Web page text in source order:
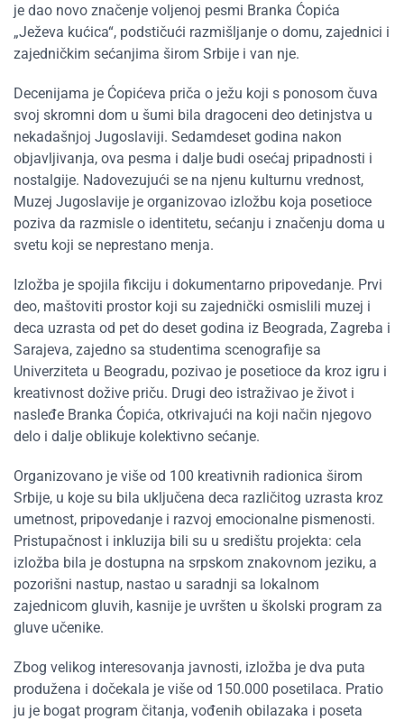
je dao novo značenje voljenoj pesmi Branka Ćopića
„Ježeva kućica“, podstičući razmišljanje o domu, zajednici i
zajedničkim sećanjima širom Srbije i van nje.
Decenijama je Ćopićeva priča o ježu koji s ponosom čuva
svoj skromni dom u šumi bila dragoceni deo detinjstva u
nekadašnjoj Jugoslaviji. Sedamdeset godina nakon
objavljivanja, ova pesma i dalje budi osećaj pripadnosti i
nostalgije. Nadovezujući se na njenu kulturnu vrednost,
Muzej Jugoslavije je organizovao izložbu koja posetioce
poziva da razmisle o identitetu, sećanju i značenju doma u
svetu koji se neprestano menja.
Izložba je spojila fikciju i dokumentarno pripovedanje. Prvi
deo, maštoviti prostor koji su zajednički osmislili muzej i
deca uzrasta od pet do deset godina iz Beograda, Zagreba i
Sarajeva, zajedno sa studentima scenografije sa
Univerziteta u Beogradu, pozivao je posetioce da kroz igru i
kreativnost dožive priču. Drugi deo istraživao je život i
nasleđe Branka Ćopića, otkrivajući na koji način njegovo
delo i dalje oblikuje kolektivno sećanje.
Organizovano je više od 100 kreativnih radionica širom
Srbije, u koje su bila uključena deca različitog uzrasta kroz
umetnost, pripovedanje i razvoj emocionalne pismenosti.
Pristupačnost i inkluzija bili su u središtu projekta: cela
izložba bila je dostupna na srpskom znakovnom jeziku, a
pozorišni nastup, nastao u saradnji sa lokalnom
zajednicom gluvih, kasnije je uvršten u školski program za
gluve učenike.
Zbog velikog interesovanja javnosti, izložba je dva puta
produžena i dočekala je više od 150.000 posetilaca. Pratio
ju je bogat program čitanja, vođenih obilazaka i poseta